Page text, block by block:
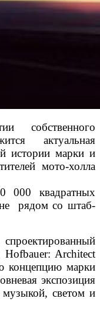
собственного
актуальная
истории марки и
мото-холла
квадратных
рядом со штаб-
Architect
концепцию марки
экспозиция
музыкой, светом и